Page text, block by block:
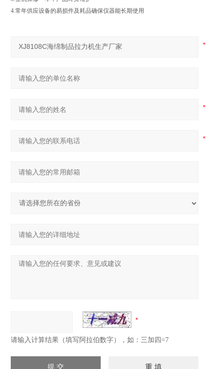
4.常年供应设备的易损件及耗品确保仪器能长期使用
请输入计算结果（填写阿拉伯数字），如：三加四=7